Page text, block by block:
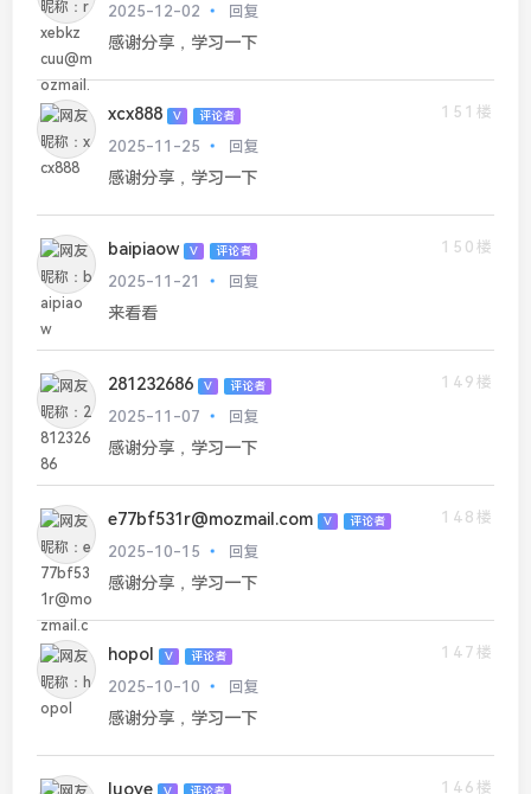
2025-12-02
回复
感谢分享，学习一下
xcx888 V 评论者
151楼
2025-11-25
回复
感谢分享，学习一下
baipiaow V 评论者
150楼
2025-11-21
回复
来看看
281232686 V 评论者
149楼
2025-11-07
回复
感谢分享，学习一下
e77bf531r@mozmail.com V 评论者
148楼
2025-10-15
回复
感谢分享，学习一下
hopol V 评论者
147楼
2025-10-10
回复
感谢分享，学习一下
luoye V 评论者
146楼